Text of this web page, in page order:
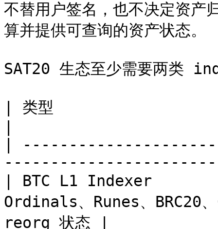
不替用户签名，也不决定资产
算并提供可查询的资产状态。
SAT20 生态至少需要两类
| 类型
|
| BTC L1 Indexer        |
Ordinals、Runes、BRC20、
reorg 状态 |